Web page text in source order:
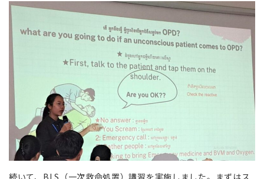
続いて、BLS（一次救命処置）講習を実施しました。まずはス